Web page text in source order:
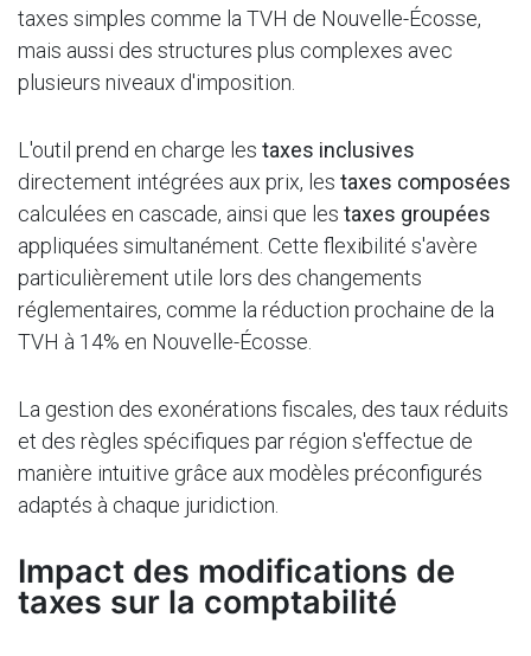
taxes simples comme la TVH de Nouvelle-Écosse,
mais aussi des structures plus complexes avec
plusieurs niveaux d'imposition.
L'outil prend en charge les taxes inclusives
directement intégrées aux prix, les taxes composées
calculées en cascade, ainsi que les taxes groupées
appliquées simultanément. Cette flexibilité s'avère
particulièrement utile lors des changements
réglementaires, comme la réduction prochaine de la
TVH à 14% en Nouvelle-Écosse.
La gestion des exonérations fiscales, des taux réduits
et des règles spécifiques par région s'effectue de
manière intuitive grâce aux modèles préconfigurés
adaptés à chaque juridiction.
Impact des modifications de
taxes sur la comptabilité